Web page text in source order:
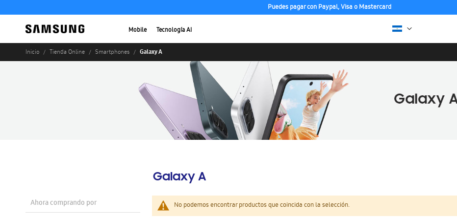
Puedes pagar con Paypal, Visa o Mastercard
Mobile Tecnología AI
Inicio Tienda Online Smartphones Galaxy A
Galaxy A
No podemos encontrar productos que coincida con la selección.
Ahora comprando por